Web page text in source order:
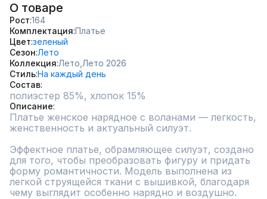
О товаре
Рост 164
Комплектация Платье
Цвет зеленый
Сезон Лето
Коллекция Лето, Лето 2026
СтильНа каждый день
Состав
Описание
Платье женское нарядное с воланами — легкость,
женственность и актуальный силуэт.
Эффектное платье, обрамляющее силуэт, создано
для того, чтобы преобразовать фигуру и придать
форму романтичности. Модель выполнена из
легкой струящейся ткани с вышивкой, благодаря
чему выглядит особенно нарядно и воздушно.